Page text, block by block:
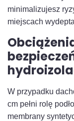
minimalizujesz
miejscach
W przypadku
cm pełni rolę
membrany